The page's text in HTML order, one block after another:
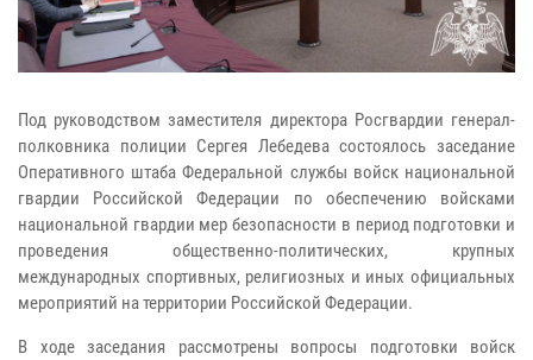
Под руководством заместителя директора Росгвардии генерал-
полковника полиции Сергея Лебедева состоялось заседание
Оперативного штаба Федеральной службы войск национальной
гвардии Российской Федерации по обеспечению войсками
национальной гвардии мер безопасности в период подготовки и
проведения общественно-политических, крупных
международных спортивных, религиозных и иных официальных
мероприятий на территории Российской Федерации.
В ходе заседания рассмотрены вопросы подготовки войск